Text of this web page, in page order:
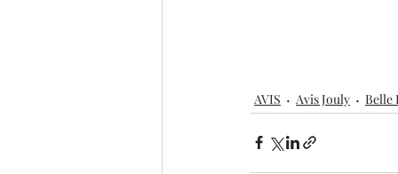
AVIS Avis Jouly Belle